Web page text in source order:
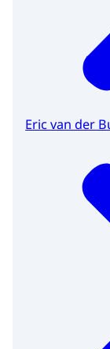
Eric van der